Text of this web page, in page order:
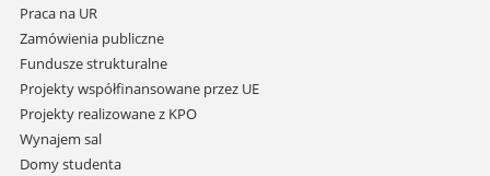
Praca na UR
Zamówienia publiczne
Fundusze strukturalne
Projekty współfinansowane przez UE
Projekty realizowane z KPO
Wynajem sal
Domy studenta